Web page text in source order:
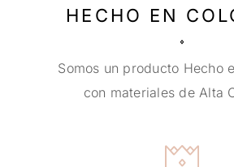
HECHO EN
Somos un producto Hecho
con materiales de Alta